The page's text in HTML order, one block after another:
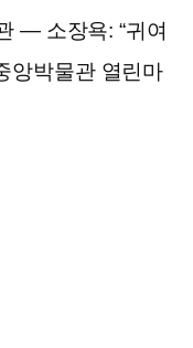
— 소장욕: “귀여
앙박물관 열린마